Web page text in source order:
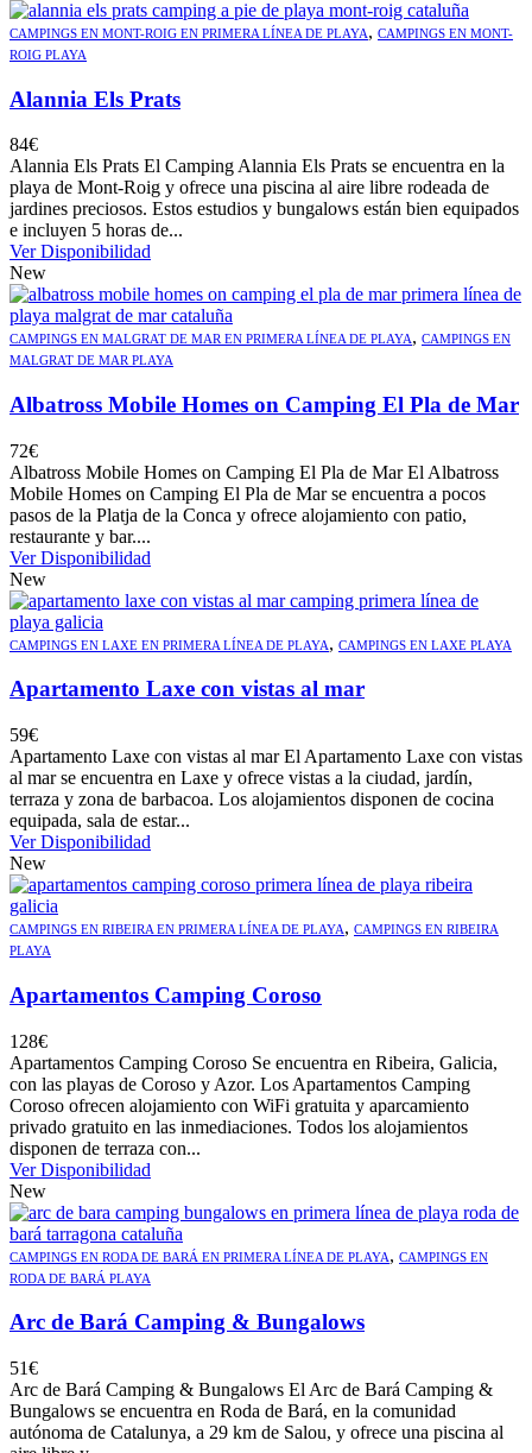
CAMPINGS EN MONT-ROIG EN PRIMERA LÍNEA DE PLAYA, CAMPINGS EN MONT-
ROIG PLAYA
Alannia Els Prats
84€
Alannia Els Prats El Camping Alannia Els Prats se encuentra en la
playa de Mont-Roig y ofrece una piscina al aire libre rodeada de
jardines preciosos. Estos estudios y bungalows están bien equipados
e incluyen 5 horas de...
Ver Disponibilidad
New
CAMPINGS EN MALGRAT DE MAR EN PRIMERA LÍNEA DE PLAYA, CAMPINGS EN
MALGRAT DE MAR PLAYA
Albatross Mobile Homes on Camping El Pla de Mar
72€
Albatross Mobile Homes on Camping El Pla de Mar El Albatross
Mobile Homes on Camping El Pla de Mar se encuentra a pocos
pasos de la Platja de la Conca y ofrece alojamiento con patio,
restaurante y bar....
Ver Disponibilidad
New
CAMPINGS EN LAXE EN PRIMERA LÍNEA DE PLAYA, CAMPINGS EN LAXE PLAYA
Apartamento Laxe con vistas al mar
59€
Apartamento Laxe con vistas al mar El Apartamento Laxe con vistas
al mar se encuentra en Laxe y ofrece vistas a la ciudad, jardín,
terraza y zona de barbacoa. Los alojamientos disponen de cocina
equipada, sala de estar...
Ver Disponibilidad
New
CAMPINGS EN RIBEIRA EN PRIMERA LÍNEA DE PLAYA, CAMPINGS EN RIBEIRA
PLAYA
Apartamentos Camping Coroso
128€
Apartamentos Camping Coroso Se encuentra en Ribeira, Galicia,
con las playas de Coroso y Azor. Los Apartamentos Camping
Coroso ofrecen alojamiento con WiFi gratuita y aparcamiento
privado gratuito en las inmediaciones. Todos los alojamientos
disponen de terraza con...
Ver Disponibilidad
New
CAMPINGS EN RODA DE BARÁ EN PRIMERA LÍNEA DE PLAYA, CAMPINGS EN
RODA DE BARÁ PLAYA
Arc de Bará Camping & Bungalows
51€
Arc de Bará Camping & Bungalows El Arc de Bará Camping &
Bungalows se encuentra en Roda de Bará, en la comunidad
autónoma de Catalunya, a 29 km de Salou, y ofrece una piscina al